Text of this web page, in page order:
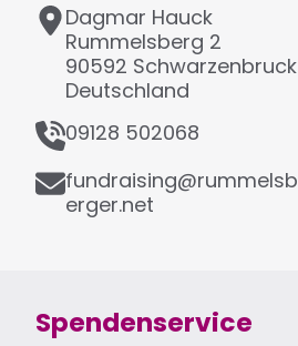
A
d
s
s
Dagmar Hauck
Rummelsberg 2
90592 Schwarzenbruck
Deutschland
T
e
l
e
09128 502068
E
-
fundraising@rummelsb
erger.net
Spendenservice